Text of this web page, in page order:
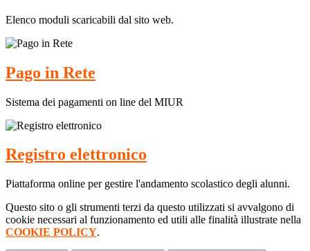
Elenco moduli scaricabili dal sito web.
Pago in Rete
Sistema dei pagamenti on line del MIUR
Registro elettronico
Piattaforma online per gestire l'andamento scolastico degli alunni.
Questo sito o gli strumenti terzi da questo utilizzati si avvalgono di
cookie necessari al funzionamento ed utili alle finalità illustrate nella
COOKIE POLICY.